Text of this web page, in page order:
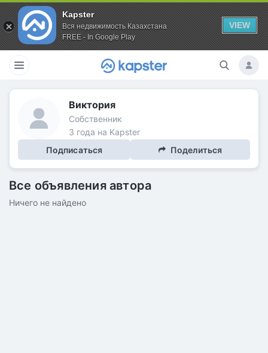
Kapster
Вся недвижимость Казахстана
FREE - In Google Play
VIEW
Виктория
Собственник
3 года на Kapster
Подписаться
Поделиться
Все объявления автора
Ничего не найдено